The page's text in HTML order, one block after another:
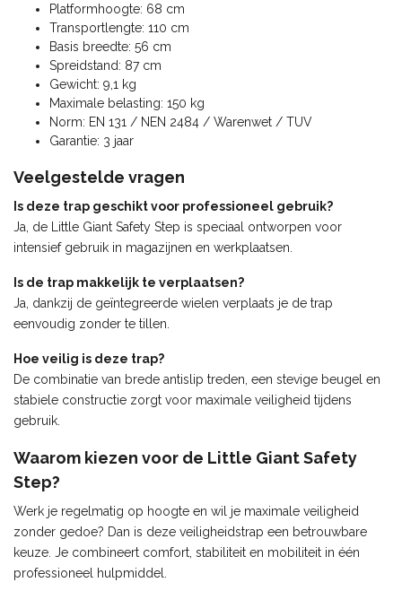
Platformhoogte: 68 cm
Transportlengte: 110 cm
Basis breedte: 56 cm
Spreidstand: 87 cm
Gewicht: 9,1 kg
Maximale belasting: 150 kg
Norm: EN 131 / NEN 2484 / Warenwet / TUV
Garantie: 3 jaar
Veelgestelde vragen
Is deze trap geschikt voor professioneel gebruik?
Ja, de Little Giant Safety Step is speciaal ontworpen voor
intensief gebruik in magazijnen en werkplaatsen.
Is de trap makkelijk te verplaatsen?
Ja, dankzij de geïntegreerde wielen verplaats je de trap
eenvoudig zonder te tillen.
Hoe veilig is deze trap?
De combinatie van brede antislip treden, een stevige beugel en
stabiele constructie zorgt voor maximale veiligheid tijdens
gebruik.
Waarom kiezen voor de Little Giant Safety
Step?
Werk je regelmatig op hoogte en wil je maximale veiligheid
zonder gedoe? Dan is deze veiligheidstrap een betrouwbare
keuze. Je combineert comfort, stabiliteit en mobiliteit in één
professioneel hulpmiddel.